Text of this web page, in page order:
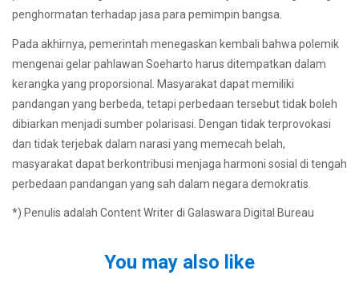
penghormatan terhadap jasa para pemimpin bangsa.
Pada akhirnya, pemerintah menegaskan kembali bahwa polemik
mengenai gelar pahlawan Soeharto harus ditempatkan dalam
kerangka yang proporsional. Masyarakat dapat memiliki
pandangan yang berbeda, tetapi perbedaan tersebut tidak boleh
dibiarkan menjadi sumber polarisasi. Dengan tidak terprovokasi
dan tidak terjebak dalam narasi yang memecah belah,
masyarakat dapat berkontribusi menjaga harmoni sosial di tengah
perbedaan pandangan yang sah dalam negara demokratis.
*) Penulis adalah Content Writer di Galaswara Digital Bureau
You may also like